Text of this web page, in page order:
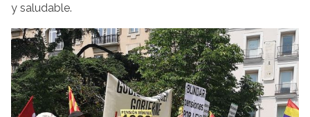
y saludable.